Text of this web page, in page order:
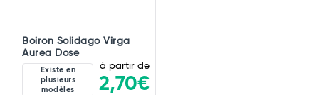
Boiron Solidago Virga
Aurea Dose
Existe en
plusieurs
modèles
à partir de
2,70€